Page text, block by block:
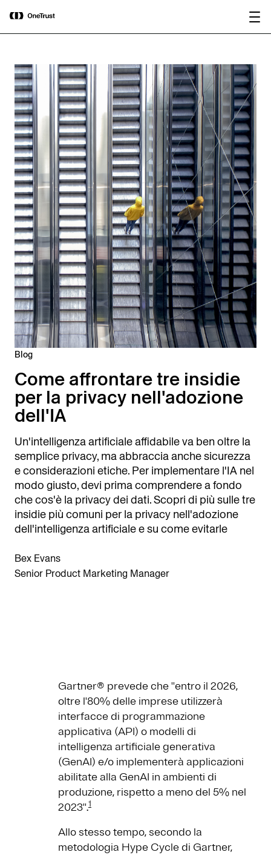
OneTrust nominata “Visionaria” nel
Magic Quadrant™ 2026 di Gartner®
per le piattaforme di governance
Blog
Come affrontare tre insidie
per la privacy nell'adozione
dell'IA
Un'intelligenza artificiale affidabile va ben oltre la
semplice privacy, ma abbraccia anche sicurezza
e considerazioni etiche. Per implementare l'IA nel
modo giusto, devi prima comprendere a fondo
che cos'è la privacy dei dati. Scopri di più sulle tre
insidie più comuni per la privacy nell'adozione
dell'intelligenza artificiale e su come evitarle
Bex Evans
Senior Product Marketing Manager
Gartner® prevede che ''entro il 2026,
oltre l'80% delle imprese utilizzerà
interfacce di programmazione
applicativa (API) o modelli di
intelligenza artificiale generativa
(GenAI) e/o implementerà applicazioni
abilitate alla GenAI in ambienti di
produzione, rispetto a meno del 5% nel
2023''.1
Allo stesso tempo, secondo la
metodologia Hype Cycle di Gartner,